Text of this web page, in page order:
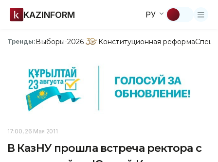
KAZINFORM РУ
Тренды:Выборы-2026 Конституционная реформа
17:00, 26 Мая 2011
В КазНУ прошла встреча ректора с